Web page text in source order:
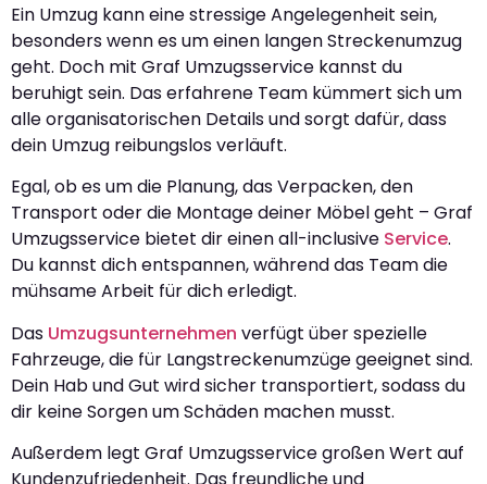
Ein Umzug kann eine stressige Angelegenheit sein,
besonders wenn es um einen langen Streckenumzug
geht. Doch mit Graf Umzugsservice kannst du
beruhigt sein. Das erfahrene Team kümmert sich um
alle organisatorischen Details und sorgt dafür, dass
dein Umzug reibungslos verläuft.
Egal, ob es um die Planung, das Verpacken, den
Transport oder die Montage deiner Möbel geht – Graf
Umzugsservice bietet dir einen all-inclusive Service.
Du kannst dich entspannen, während das Team die
mühsame Arbeit für dich erledigt.
Das Umzugsunternehmen verfügt über spezielle
Fahrzeuge, die für Langstreckenumzüge geeignet sind.
Dein Hab und Gut wird sicher transportiert, sodass du
dir keine Sorgen um Schäden machen musst.
Außerdem legt Graf Umzugsservice großen Wert auf